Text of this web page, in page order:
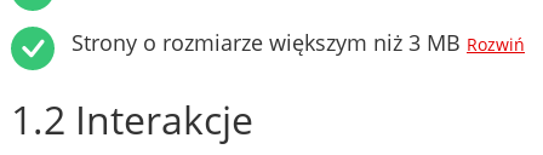
Strony o rozmiarze większym niż 3 MB Rozwiń
1.2 Interakcje